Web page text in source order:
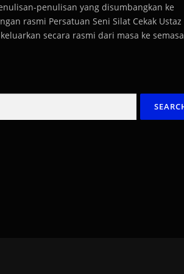
penulisan yang disumbangkan ke
rasmi Persatuan Seni Silat Cekak Ustaz
secara rasmi dari masa ke semasa